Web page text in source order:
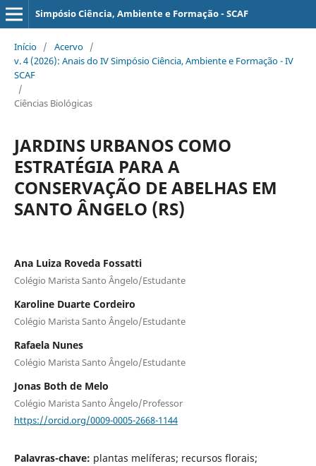
Simpósio Ciência, Ambiente e Formação - SCAF
Início / Acervo /
v. 4 (2026): Anais do IV Simpósio Ciência, Ambiente e Formação - IV
SCAF
/
Ciências Biológicas
JARDINS URBANOS COMO
ESTRATÉGIA PARA A
CONSERVAÇÃO DE ABELHAS EM
SANTO ÂNGELO (RS)
Ana Luiza Roveda Fossatti
Colégio Marista Santo Ângelo/Estudante
Karoline Duarte Cordeiro
Colégio Marista Santo Ângelo/Estudante
Rafaela Nunes
Colégio Marista Santo Ângelo/Estudante
Jonas Both de Melo
Colégio Marista Santo Ângelo/Professor
https://orcid.org/0009-0005-2668-1144
Palavras-chave: plantas melíferas; recursos florais;